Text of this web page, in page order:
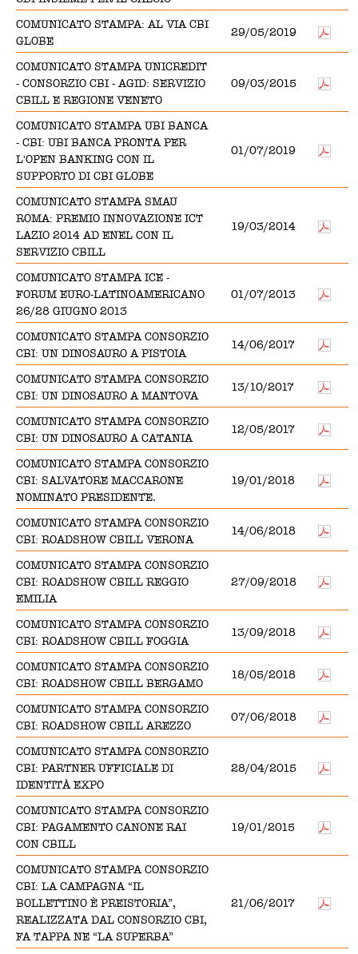
COMUNICATO STAMPA: AL VIA CBI
GLOBE
29/05/2019
COMUNICATO STAMPA UNICREDIT
- CONSORZIO CBI - AGID: SERVIZIO
CBILL E REGIONE VENETO
09/03/2015
COMUNICATO STAMPA UBI BANCA
- CBI: UBI BANCA PRONTA PER
L'OPEN BANKING CON IL
SUPPORTO DI CBI GLOBE
01/07/2019
COMUNICATO STAMPA SMAU
ROMA: PREMIO INNOVAZIONE ICT
LAZIO 2014 AD ENEL CON IL
SERVIZIO CBILL
19/03/2014
COMUNICATO STAMPA ICE -
FORUM EURO-LATINOAMERICANO
26/28 GIUGNO 2013
01/07/2013
COMUNICATO STAMPA CONSORZIO
CBI: UN DINOSAURO A PISTOIA
14/06/2017
COMUNICATO STAMPA CONSORZIO
CBI: UN DINOSAURO A MANTOVA
13/10/2017
COMUNICATO STAMPA CONSORZIO
CBI: UN DINOSAURO A CATANIA
12/05/2017
COMUNICATO STAMPA CONSORZIO
CBI: SALVATORE MACCARONE
NOMINATO PRESIDENTE.
19/01/2018
COMUNICATO STAMPA CONSORZIO
CBI: ROADSHOW CBILL VERONA
14/06/2018
COMUNICATO STAMPA CONSORZIO
CBI: ROADSHOW CBILL REGGIO
EMILIA
27/09/2018
COMUNICATO STAMPA CONSORZIO
CBI: ROADSHOW CBILL FOGGIA
13/09/2018
COMUNICATO STAMPA CONSORZIO
CBI: ROADSHOW CBILL BERGAMO
18/05/2018
COMUNICATO STAMPA CONSORZIO
CBI: ROADSHOW CBILL AREZZO
07/06/2018
COMUNICATO STAMPA CONSORZIO
CBI: PARTNER UFFICIALE DI
IDENTITÀ EXPO
28/04/2015
COMUNICATO STAMPA CONSORZIO
CBI: PAGAMENTO CANONE RAI
CON CBILL
19/01/2015
COMUNICATO STAMPA CONSORZIO
CBI: LA CAMPAGNA “IL
BOLLETTINO È PREISTORIA”,
REALIZZATA DAL CONSORZIO CBI,
FA TAPPA NE “LA SUPERBA”
21/06/2017